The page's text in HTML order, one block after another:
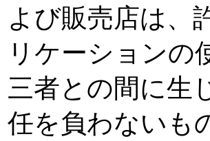
よび販売店は、
リケーションの
三者との間に生
任を負わないも